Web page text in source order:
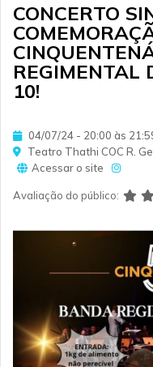
CONCERTO
REGIMENTAL
10!
04/07/24 - 20:00 às
Teatro Thathi COC R.
Acessar o site
Avaliação do público: